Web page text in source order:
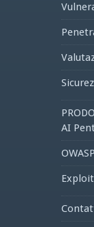
AI